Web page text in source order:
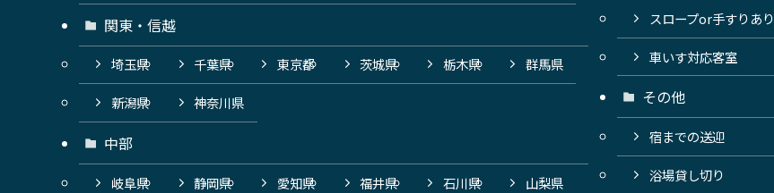
関東・信越
埼玉県 千葉県 東京都 茨城県 栃木県 群馬県
新潟県 神奈川県
中部
岐阜県 静岡県 愛知県 福井県 石川県 山梨県
スロープor手すりあり
車いす対応客室
その他
宿までの送迎
浴場貸し切り